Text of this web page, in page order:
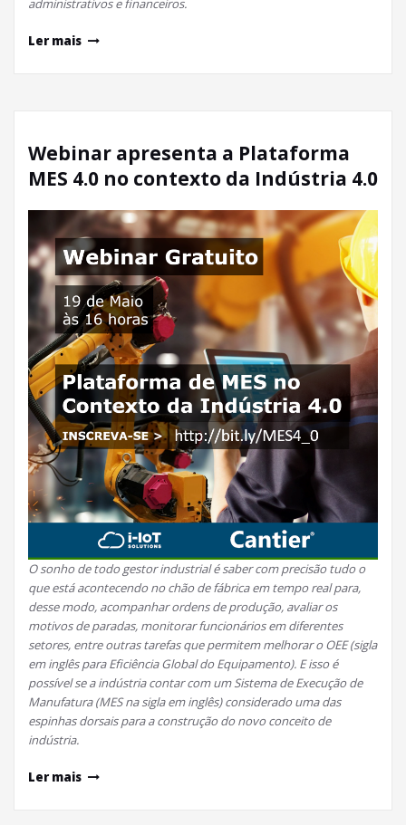
administrativos e financeiros.
Ler mais
Webinar apresenta a Plataforma
MES 4.0 no contexto da Indústria 4.0
O sonho de todo gestor industrial é saber com precisão tudo o
que está acontecendo no chão de fábrica em tempo real para,
desse modo, acompanhar ordens de produção, avaliar os
motivos de paradas, monitorar funcionários em diferentes
setores, entre outras tarefas que permitem melhorar o OEE (sigla
em inglês para Eficiência Global do Equipamento). E isso é
possível se a indústria contar com um Sistema de Execução de
Manufatura (MES na sigla em inglês) considerado uma das
espinhas dorsais para a construção do novo conceito de
indústria.
Ler mais